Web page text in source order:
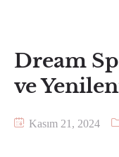
Dream
ve
Kasım 21, 2024